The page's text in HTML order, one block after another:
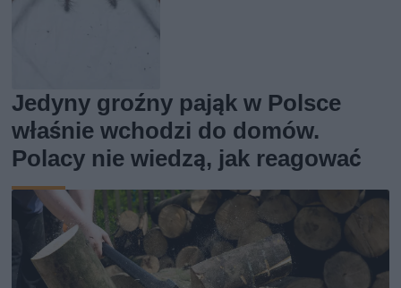
Jedyny groźny pająk w Polsce
właśnie wchodzi do domów.
Polacy nie wiedzą, jak reagować